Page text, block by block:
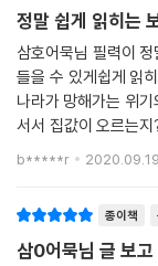
정말 쉽게 읽히는
삼호어묵님 필력이
들을 수 있게쉽게 읽
나라가 망해가는 위
서서 집값이 오르는
이 나라는 왜 우리 서
b*****r
종이책
삼0어묵님 글 보고